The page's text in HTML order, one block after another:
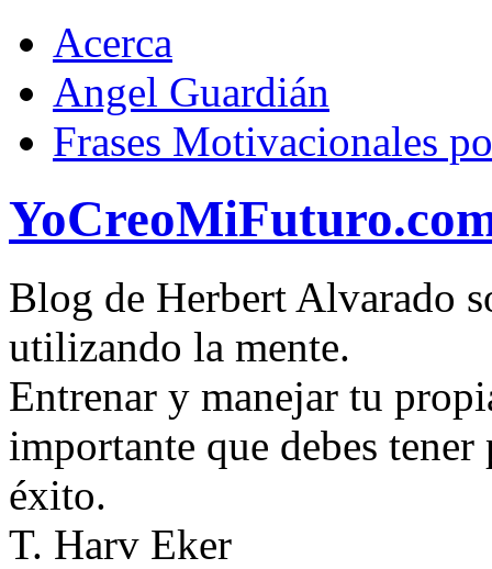
Acerca
Angel Guardián
Frases Motivacionales
Blog de Herbert Alvarado
utilizando la mente.
Entrenar y manejar tu
importante que debes
éxito.
T. Harv Eker